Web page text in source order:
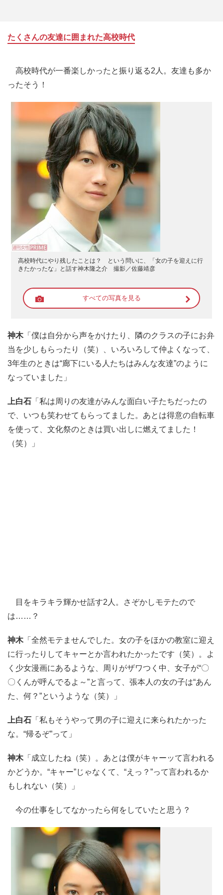
たくさんの友達に囲まれた高校時代
高校時代が一番楽しかったと振り返る2人。友達も多か
ったそう！
高校時代にやり残したことは？ という問いに、「女の子を迎えに行
きたかったな」と話す神木隆之介 撮影／佐藤靖彦
すべての写真を見る
神木「僕は自分から声をかけたり、隣のクラスの子にお弁
当を少しもらったり（笑）、いろいろして仲よくなって、
3年生のときは“廊下にいる人たちはみんな友達”のように
なっていました」
上白石 「私は周りの友達がみんな面白い子たちだったの
で、いつも笑わせてもらってました。あとは得意の自転車
を使って、文化祭のときは買い出しに燃えてました！
（笑）」
目をキラキラ輝かせ話す2人。さぞかしモテたので
は……？
神木「全然モテませんでした。女の子をほかの教室に迎え
に行ったりしてキャーとか言われたかったです（笑）。よ
く少女漫画にあるような、周りがザワつく中、女子が“〇
〇くんが呼んでるよ～”と言って、張本人の女の子は“あん
た、何？”というような（笑）」
上白石 「私もそうやって男の子に迎えに来られたかった
な。“帰るぞ”って」
神木「成立したね（笑）。あとは僕がキャーッて言われる
かどうか。“キャー”じゃなくて、“えっ？”って言われるか
もしれない（笑）」
今の仕事をしてなかったら何をしていたと思う？